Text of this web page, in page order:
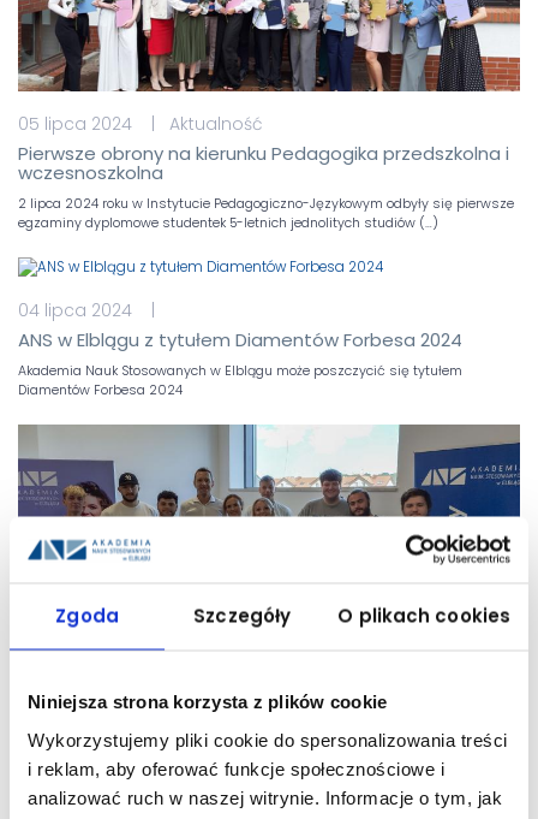
Zgoda Szczegóły O plikach cookies
Niniejsza strona korzysta z plików cookie
Wykorzystujemy pliki cookie do spersonalizowania treści
i reklam, aby oferować funkcje społecznościowe i
analizować ruch w naszej witrynie. Informacje o tym, jak
05 lipca 2024 | Aktualność
Pierwsze obrony na kierunku Pedagogika przedszkolna i
wczesnoszkolna
2 lipca 2024 roku w Instytucie Pedagogiczno-Językowym odbyły się pierwsze
egzaminy dyplomowe studentek 5-letnich jednolitych studiów (…)
04 lipca 2024 |
ANS w Elblągu z tytułem Diamentów Forbesa 2024
Akademia Nauk Stosowanych w Elblągu może poszczycić się tytułem
Diamentów Forbesa 2024
Kurs dla studentów z Niemiec
Gościmy studentów z Walter-Eucken-Schule w Karlsruhe.